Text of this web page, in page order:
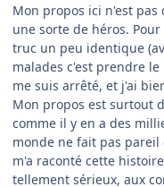
Mon propos ici n'est
une sorte de héros.
truc un peu identique
malades c'est prendre
me suis arrêté, et j'ai
Mon propos est surtout
comme il y en a des
monde ne fait pas pareil
m'a raconté cette
tellement sérieux, aux